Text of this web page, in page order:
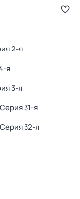
2-я
я
3-я
31-я
32-я